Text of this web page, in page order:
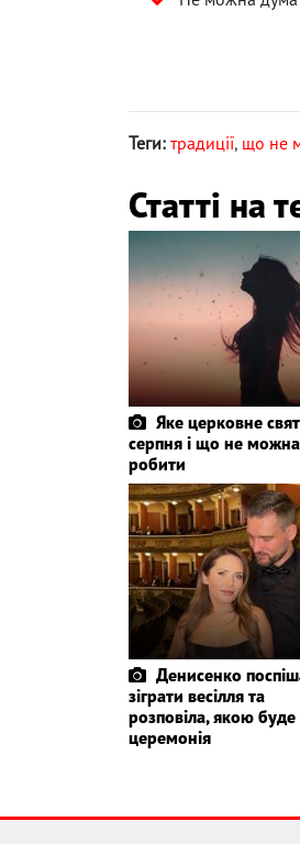
Теги: традиції, що не
Статті на
Яке церковне
серпня і що не можна
робити
Денисенко
зіграти весілля та
розповіла, якою буде
церемонія